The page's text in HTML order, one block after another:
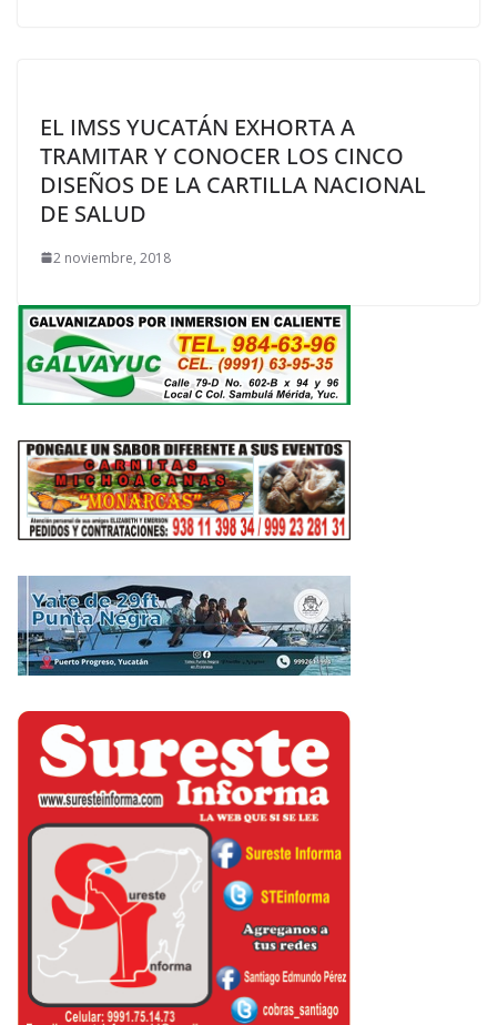
EL IMSS YUCATÁN EXHORTA A
TRAMITAR Y CONOCER LOS CINCO
DISEÑOS DE LA CARTILLA NACIONAL
DE SALUD
2 noviembre, 2018